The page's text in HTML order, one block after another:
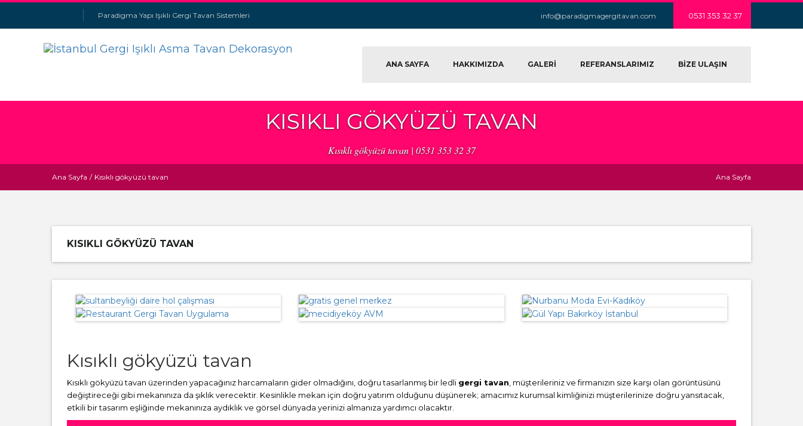
Paradigma Yapı Işıklı Gergi Tavan Sistemleri info@paradigmagergitavan.com 0531 353 32 37
ANA SAYFA HAKKIMIZDA GALERİ REFERANSLARIMIZ BİZE ULAŞIN
KISIKLI GÖKYÜZÜ TAVAN
Kısıklı gökyüzü tavan | 0531 353 32 37
Ana Sayfa / Kısıklı gökyüzü tavan Ana Sayfa
KISIKLI GÖKYÜZÜ TAVAN
Kısıklı gökyüzü tavan
Kısıklı gökyüzü tavan üzerinden yapacağınız harcamaların gider olmadığını, doğru tasarlanmış bir ledli gergi tavan , müşterileriniz ve firmanızın size karşı olan görüntüsünü
değiştireceği gibi mekanınıza da şıklık verecektir. Kesinlikle mekan için doğru yatırım olduğunu düşünerek; amacımız kurumsal kimliğinizi müşterilerinize doğru yansıtacak,
etkili bir tasarım eşliğinde mekanınıza aydıklık ve görsel dünyada yerinizi almanıza yardımcı olacaktır.